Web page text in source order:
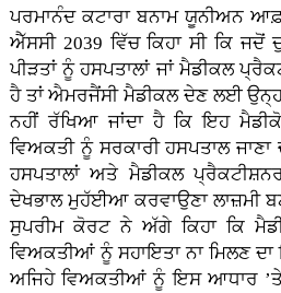
ਪਰਮਾਨੰਦ ਕਟਾਰਾ ਬਨਾਮ ਯੂਨੀਅਨ
ਐੱਸਸੀ 2039 ਵਿੱਚ ਕਿਹਾ ਸੀ ਕਿ
ਪੀੜਤਾਂ ਨੂੰ ਹਸਪਤਾਲਾਂ ਜਾਂ ਮੈਡੀਕਲ
ਹੈ ਤਾਂ ਐਮਰਜੈਂਸੀ ਮੈਡੀਕਲ ਦੇਣ ਲਈ
ਨਹੀਂ ਰੱਖਿਆ ਜਾਂਦਾ ਹੈ ਕਿ ਇਹ
ਵਿਅਕਤੀ ਨੂੰ ਸਰਕਾਰੀ ਹਸਪਤਾਲ
ਹਸਪਤਾਲਾਂ ਅਤੇ ਮੈਡੀਕਲ
ਦੇਖਭਾਲ ਮੁਹੱਈਆ ਕਰਵਾਉਣਾ ਲਾਜ਼ਮੀ
ਸੁਪਰੀਮ ਕੋਰਟ ਨੇ ਅੱਗੇ ਕਿਹਾ ਕਿ
ਵਿਅਕਤੀਆਂ ਨੂੰ ਸਹਾਇਤਾ ਨਾ ਮਿਲਣ
ਅਜਿਹੇ ਵਿਅਕਤੀਆਂ ਨੂੰ ਇਸ ਆਧਾਰ ’ਤੇ